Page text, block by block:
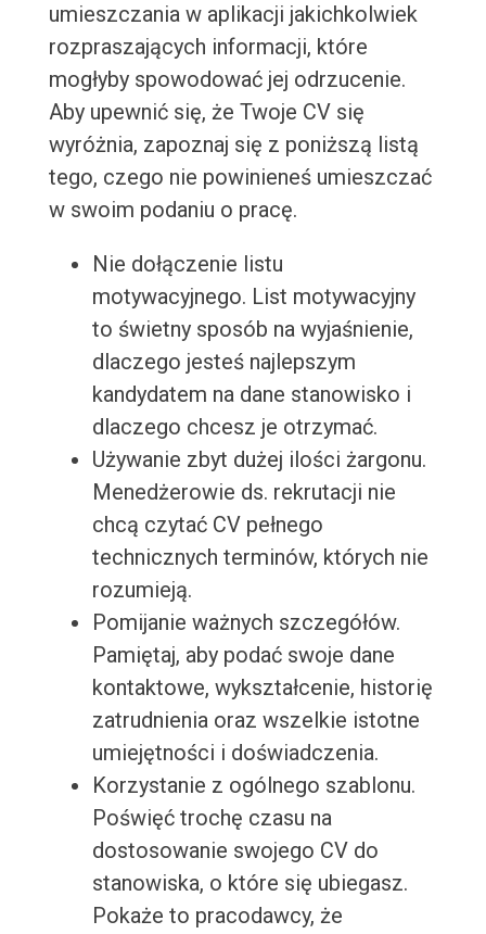
umieszczania w aplikacji jakichkolwiek
rozpraszających informacji, które
mogłyby spowodować jej odrzucenie.
Aby upewnić się, że Twoje CV się
wyróżnia, zapoznaj się z poniższą listą
tego, czego nie powinieneś umieszczać
w swoim podaniu o pracę.
Nie dołączenie listu
motywacyjnego. List motywacyjny
to świetny sposób na wyjaśnienie,
dlaczego jesteś najlepszym
kandydatem na dane stanowisko i
dlaczego chcesz je otrzymać.
Używanie zbyt dużej ilości żargonu.
Menedżerowie ds. rekrutacji nie
chcą czytać CV pełnego
technicznych terminów, których nie
rozumieją.
Pomijanie ważnych szczegółów.
Pamiętaj, aby podać swoje dane
kontaktowe, wykształcenie, historię
zatrudnienia oraz wszelkie istotne
umiejętności i doświadczenia.
Korzystanie z ogólnego szablonu.
Poświęć trochę czasu na
dostosowanie swojego CV do
stanowiska, o które się ubiegasz.
Pokaże to pracodawcy, że